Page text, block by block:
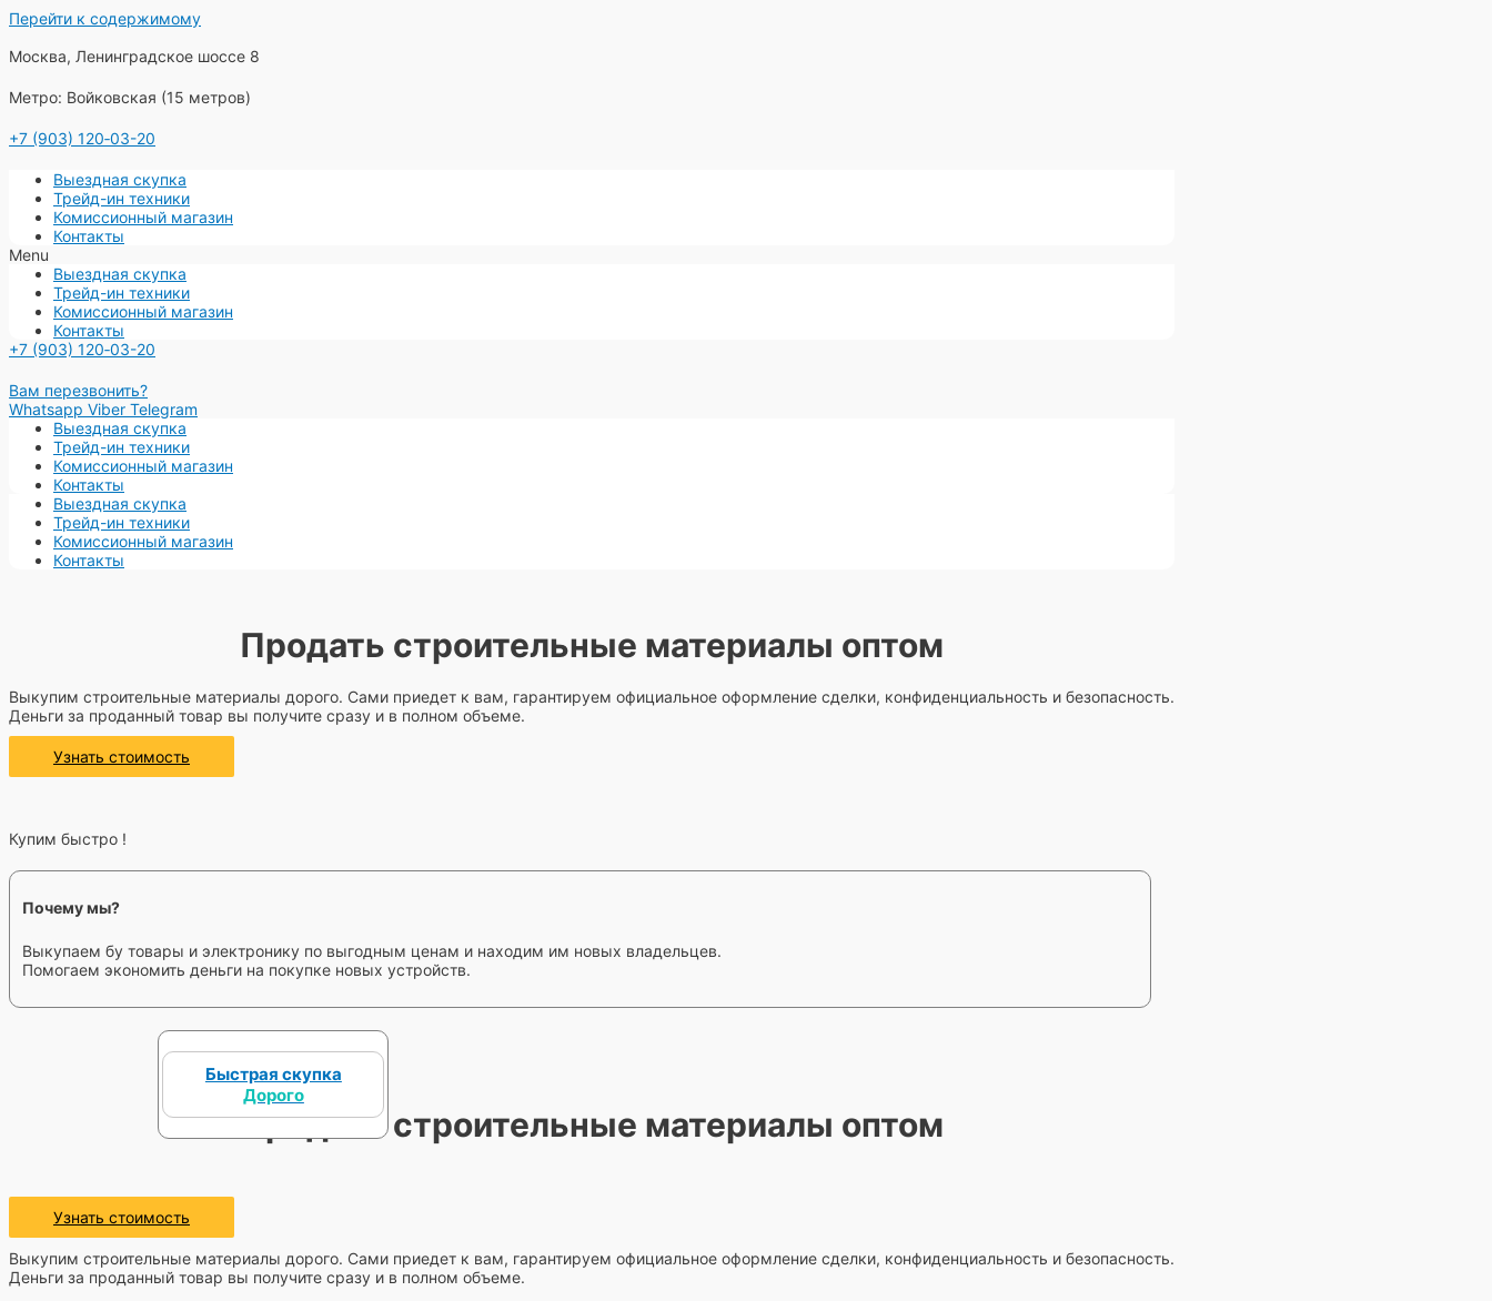
Перейти к содержимому
Москва, Ленинградское шоссе 8
Метро: Войковская (15 метров)
+7 (903) 120‑03-20
Выездная скупка
Трейд-ин техники
Комиссионный магазин
Контакты
Menu
Выездная скупка
Трейд-ин техники
Комиссионный магазин
Контакты
+7 (903) 120‑03-20
Вам перезвонить?
Whatsapp Viber Telegram
Выездная скупка
Трейд-ин техники
Комиссионный магазин
Контакты
Выездная скупка
Трейд-ин техники
Комиссионный магазин
Контакты
Продать строительные материалы оптом
Выкупим строительные материалы дорого. Сами приедет к вам, гарантируем официальное оформление сделки, конфиденциальность и безопасность.
Деньги за проданный товар вы получите сразу и в полном объеме.
Узнать стоимость
Купим быстро !
Почему мы?
Выкупаем бу товары и электронику по выгодным ценам и находим им новых владельцев.
Помогаем экономить деньги на покупке новых устройств.
Быстрая скупка
Дорого
Продать строительные материалы оптом
Узнать стоимость
Выкупим строительные материалы дорого. Сами приедет к вам, гарантируем официальное оформление сделки, конфиденциальность и безопасность.
Деньги за проданный товар вы получите сразу и в полном объеме.